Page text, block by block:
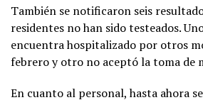
También se notificaron seis
residentes no han sido testeados.
encuentra hospitalizado por otros
febrero y otro no aceptó la toma de
En cuanto al personal, hasta ahora